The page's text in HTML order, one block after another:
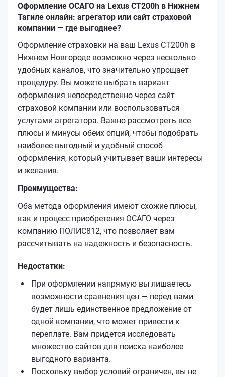
Оформление ОСАГО на Lexus CT200h в Нижнем
Тагиле онлайн: агрегатор или сайт страховой
компании — где выгоднее?
Оформление страховки на ваш Lexus CT200h в
Нижнем Новгороде возможно через несколько
удобных каналов, что значительно упрощает
процедуру. Вы можете выбрать вариант
оформления непосредственно через сайт
страховой компании или воспользоваться
услугами агрегатора. Важно рассмотреть все
плюсы и минусы обеих опций, чтобы подобрать
наиболее выгодный и удобный способ
оформления, который учитывает ваши интересы
и желания.
Преимущества:
Оба метода оформления имеют схожие плюсы,
как и процесс приобретения ОСАГО через
компанию ПОЛИС812, что позволяет вам
рассчитывать на надежность и безопасность.
Недостатки:
При оформлении напрямую вы лишаетесь
возможности сравнения цен — перед вами
будет лишь единственное предложение от
одной компании, что может привести к
переплате. Вам придется исследовать
множество сайтов для поиска наиболее
выгодного варианта.
Поскольку выбор условий ограничен, вы не